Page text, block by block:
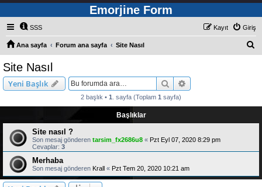
Emorjine Form
SSS Giriş
Kayıt
Ana sayfa Forum ana sayfa Site Nasıl
Site Nasıl
Yeni Başlık Ara
2 başlık • 1 . sayfa (Toplam 1 sayfa)
Başlıklar
Site nasıl ?
Son mesaj gönderen tarsim_fx2686u8 « Pzt Eyl 07, 2020 8:29 pm
Cevaplar: 3
Merhaba
Son mesaj gönderen Krall « Pzt Tem 20, 2020 10:21 am